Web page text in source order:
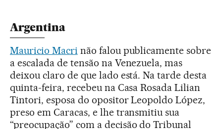
Argentina
Mauricio Macri não falou publicamente sobre
a escalada de tensão na Venezuela, mas
deixou claro de que lado está. Na tarde desta
quinta-feira, recebeu na Casa Rosada Lilian
Tintori, esposa do opositor Leopoldo López,
preso em Caracas, e lhe transmitiu sua
“preocupação” com a decisão do Tribunal